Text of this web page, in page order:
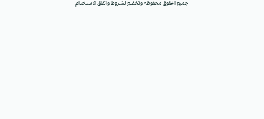
جميع الحقوق محفوظة وتخضع لشروط واتفاق الاستخدام